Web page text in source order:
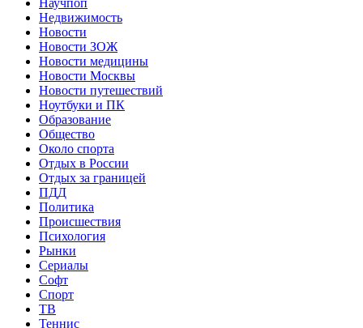
Недвижимость
Новости
Новости ЗОЖ
Новости медицины
Новости Москвы
Новости путешествий
Ноутбуки и ПК
Образование
Общество
Около спорта
Отдых в России
Отдых за границей
ПДД
Политика
Происшествия
Психология
Рынки
Сериалы
Софт
Спорт
ТВ
Теннис